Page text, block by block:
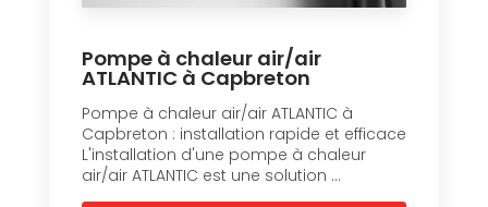
Pompe à chaleur air/air
ATLANTIC à Capbreton
Pompe à chaleur air/air ATLANTIC à
Capbreton : installation rapide et efficace
L'installation d'une pompe à chaleur
air/air ATLANTIC est une solution ...